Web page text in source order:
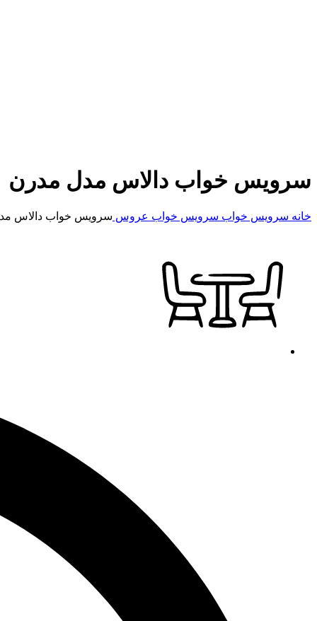
سرویس خواب دالاس مدل مدرن
خانه سرویس خواب سرویس خواب عروس سرویس خواب دالاس